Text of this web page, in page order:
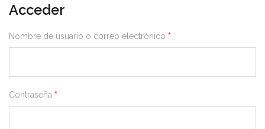
Acceder
Nombre de usuario o correo electrónico *
Contraseña *